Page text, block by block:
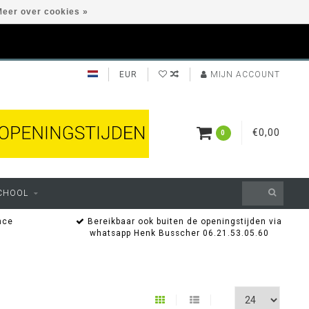
EUR MIJN ACCOUNT
0 €0,00
Bereikbaar ook buiten de openingstijden via
whatsapp Henk Busscher 06.21.53.05.60
over cookies »